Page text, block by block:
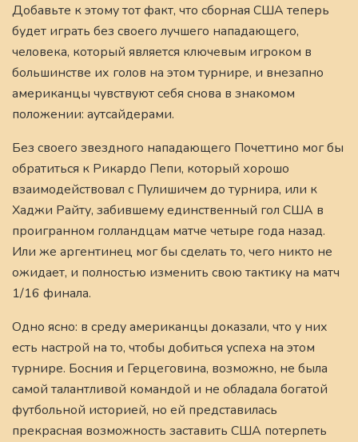
Добавьте к этому тот факт, что сборная США теперь
будет играть без своего лучшего нападающего,
человека, который является ключевым игроком в
большинстве их голов на этом турнире, и внезапно
американцы чувствуют себя снова в знакомом
положении: аутсайдерами.
Без своего звездного нападающего Почеттино мог бы
обратиться к Рикардо Пепи, который хорошо
взаимодействовал с Пулишичем до турнира, или к
Хаджи Райту, забившему единственный гол США в
проигранном голландцам матче четыре года назад.
Или же аргентинец мог бы сделать то, чего никто не
ожидает, и полностью изменить свою тактику на матч
1/16 финала.
Одно ясно: в среду американцы доказали, что у них
есть настрой на то, чтобы добиться успеха на этом
турнире. Босния и Герцеговина, возможно, не была
самой талантливой командой и не обладала богатой
футбольной историей, но ей представилась
прекрасная возможность заставить США потерпеть